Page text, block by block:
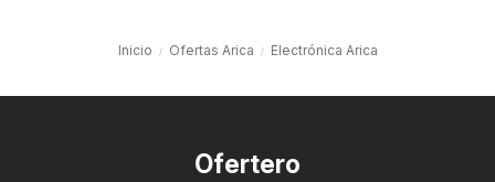
Inicio Ofertas Arica Electrónica Arica
Ofertero